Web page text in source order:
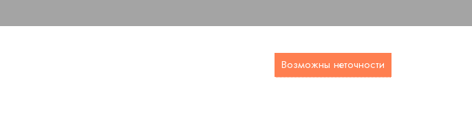
Возможны неточности